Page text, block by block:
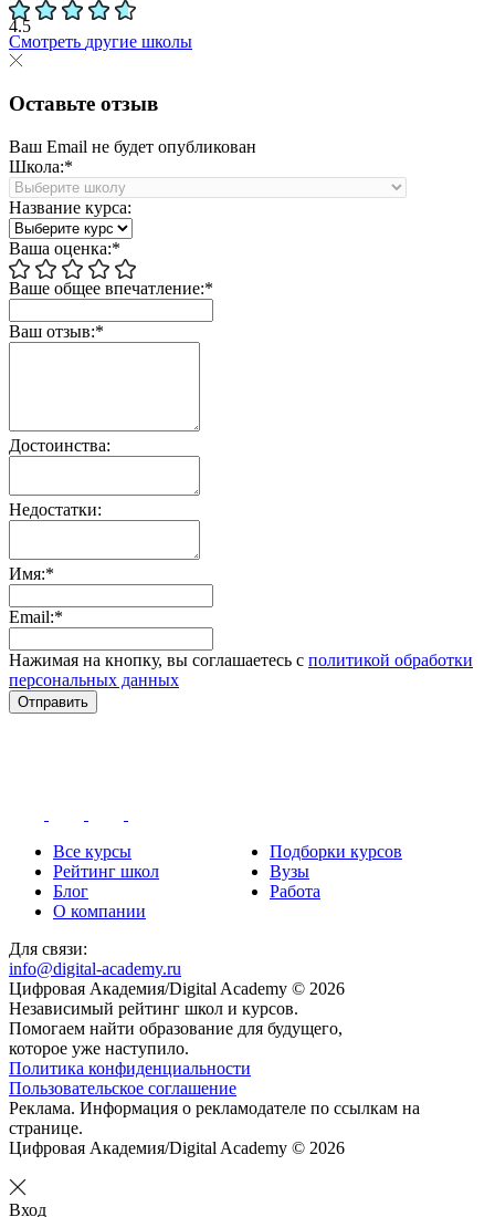
4.5
Смотреть другие школы
Оставьте отзыв
Ваш Email не будет опубликован
Школа:*
Название курса:
Ваша оценка:*
Ваше общее впечатление:*
Ваш отзыв:*
Достоинства:
Недостатки:
Имя:*
Email:*
Нажимая на кнопку, вы соглашаетесь с политикой обработки
персональных данных
Отправить
Все курсы
Подборки курсов
Рейтинг школ
Вузы
Блог
Работа
О компании
Для связи:
info@digital-academy.ru
Цифровая Академия/Digital Academy © 2026
Независимый рейтинг школ и курсов.
Помогаем найти образование для будущего,
которое уже наступило.
Политика конфиденциальности
Пользовательское соглашение
Реклама. Информация о рекламодателе по ссылкам на
странице.
Цифровая Академия/Digital Academy © 2026
Вход